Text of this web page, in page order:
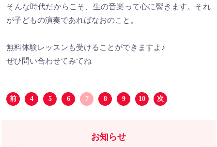
そんな時代だからこそ、生の音楽って心に響きます。それ
が子どもの演奏であればなおのこと。
無料体験レッスンも受けることができますよ♪
ぜひ問い合わせてみてね
前 4 5 6 7 8 9 10 次
お知らせ